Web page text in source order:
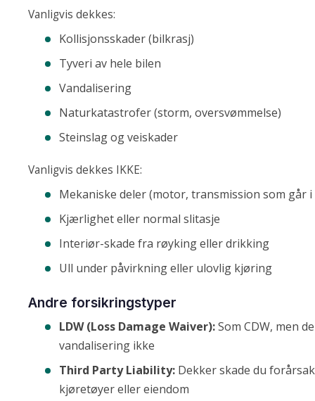
Vanligvis dekkes:
Kollisjonsskader (bilkrasj)
Tyveri av hele bilen
Vandalisering
Naturkatastrofer (storm, oversvømmelse)
Steinslag og veiskader
Vanligvis dekkes IKKE:
Mekaniske deler (motor, transmission som går
Kjærlighet eller normal slitasje
Interiør-skade fra røyking eller drikking
Ull under påvirkning eller ulovlig kjøring
Andre forsikringstyper
LDW (Loss Damage Waiver):Som CDW, men
vandalisering ikke
Third Party Liability: Dekker skade du
kjøretøyer eller eiendom